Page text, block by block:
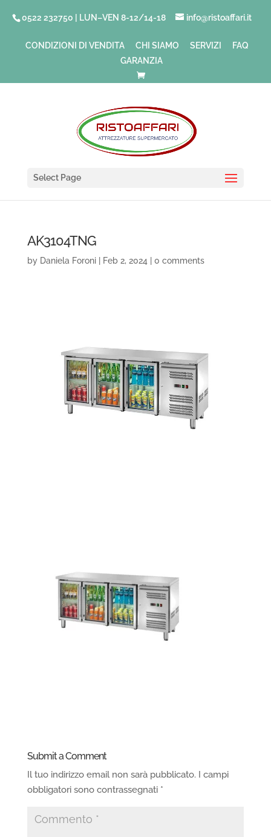
0522 232750 | LUN–VEN 8-12/14-18 info@ristoaffari.it
CONDIZIONI DI VENDITA CHI SIAMO SERVIZI
FAQ
GARANZIA
Select Page
AK3104TNG
by Daniela Foroni| Feb 2, 2024 0 comments
Submit a Comment
Il tuo indirizzo email non sarà pubblicato. I campi
obbligatori sono contrassegnati *